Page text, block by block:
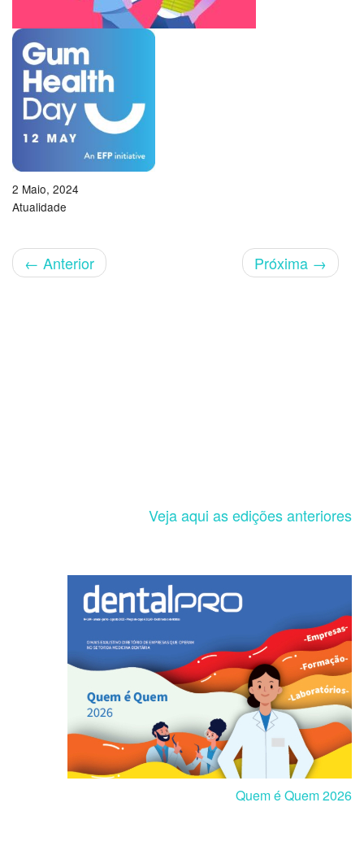
2 Maio, 2024
Atualidade
← Anterior Próxima →
Veja aqui as edições anteriores
Quem é Quem 2026